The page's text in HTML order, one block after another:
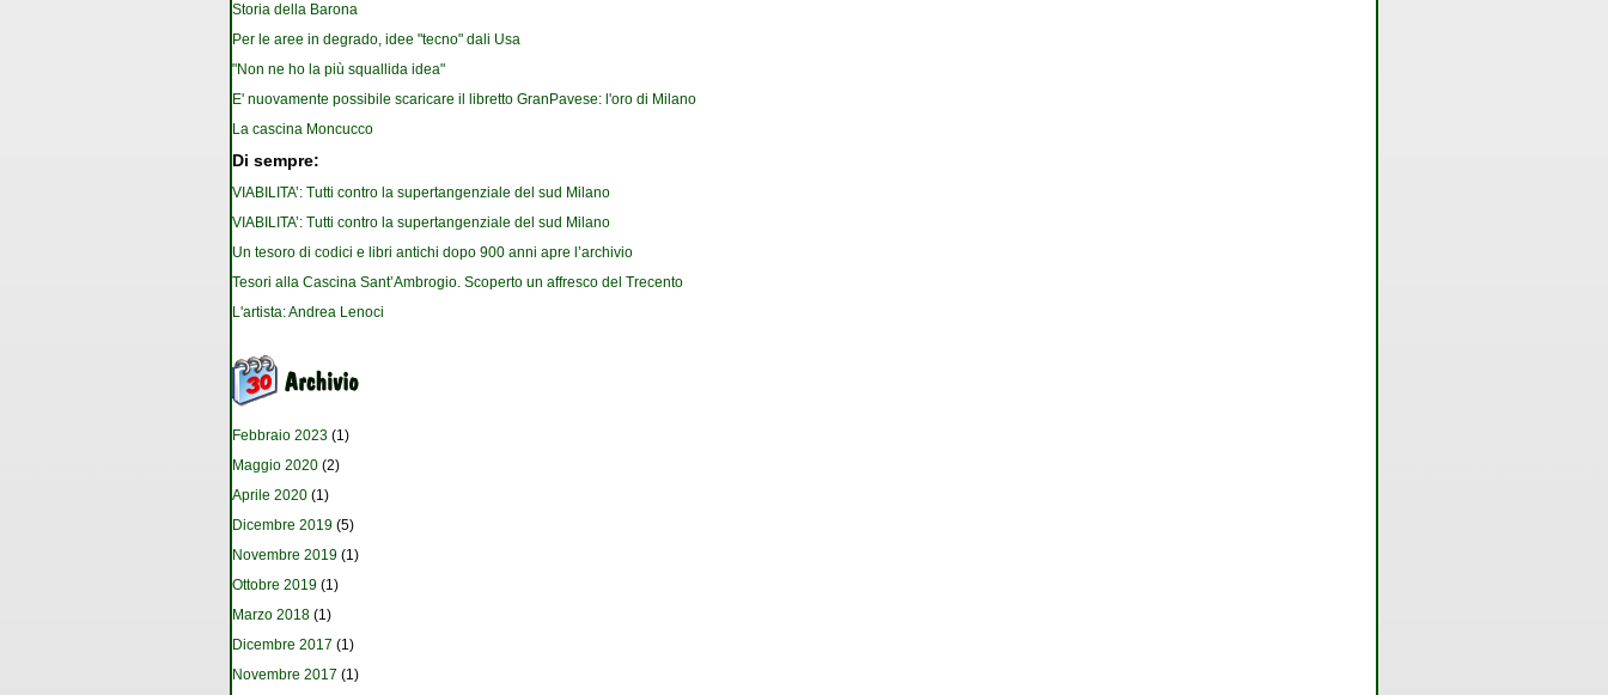
Storia della Barona
Per le aree in degrado, idee "tecno" dali Usa
"Non ne ho la più squallida idea"
E' nuovamente possibile scaricare il libretto GranPavese: l'oro di Milano
La cascina Moncucco
Di sempre:
VIABILITA’: Tutti contro la supertangenziale del sud Milano
VIABILITA’: Tutti contro la supertangenziale del sud Milano
Un tesoro di codici e libri antichi dopo 900 anni apre l’archivio
Tesori alla Cascina Sant’Ambrogio. Scoperto un affresco del Trecento
L'artista: Andrea Lenoci
Febbraio 2023 (1)
Maggio 2020 (2)
Aprile 2020 (1)
Dicembre 2019 (5)
Novembre 2019 (1)
Ottobre 2019 (1)
Marzo 2018 (1)
Dicembre 2017 (1)
Novembre 2017 (1)